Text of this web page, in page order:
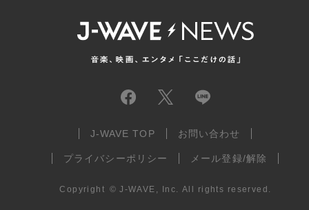
J-WAVE TOP お問い合わせ
プライバシーポリシー メール登録/解除
Copyright © J-WAVE, Inc. All rights reserved.